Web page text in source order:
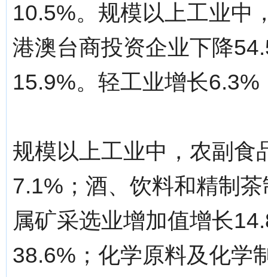
10.5%。规模以上工业中
港澳台商投资企业下降
15.9%。轻工业增长
规模以上工业中，农副食
7.1%；酒、饮料和精制
属矿采选业增加值增长
38.6%；化学原料及化学